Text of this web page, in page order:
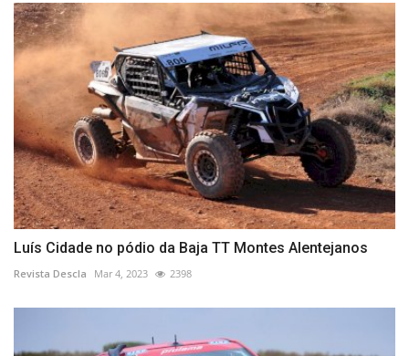
Luís Cidade no pódio da Baja TT Montes Alentejanos
Revista Descla Mar 4, 2023 2398